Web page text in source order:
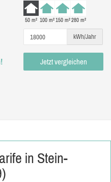
50 m² 100 m²150 m²280 m²
kWh/Jahr
Jetzt vergleichen
in Stein-